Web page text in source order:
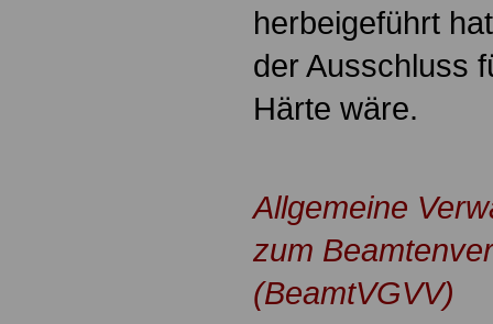
herbeigeführt
der Ausschluss
Härte wäre.
Allgemeine
zum
(BeamtVGVV)